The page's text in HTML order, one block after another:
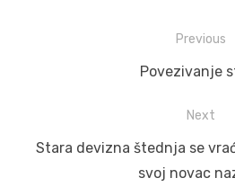
Previous
Previous
Povezivanje
Next
Next
Stara devizna štednja se
svoj novac